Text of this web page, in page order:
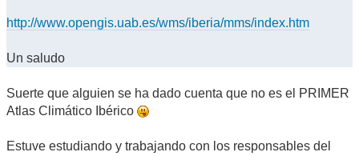
http://www.opengis.uab.es/wms/iberia/mms/index.htm
Un saludo
Suerte que alguien se ha dado cuenta que no es el PRIMER
Atlas Climático Ibérico
Estuve estudiando y trabajando con los responsables del